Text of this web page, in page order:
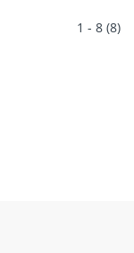
1 - 8 (8)